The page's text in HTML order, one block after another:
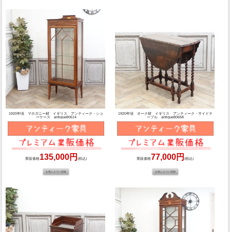
1920年頃 マホガニー材 イギリス アンティーク・ショ
ーケース antique80614
業販価格135,000円(税込)
1920年頃 オーク材 イギリス アンティーク・サイドテ
ーブル antique80658
業販価格77,000円(税込)